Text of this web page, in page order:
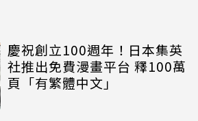
慶祝創立100週年！日本集英
社推出免費漫畫平台 釋100萬
頁「有繁體中文」